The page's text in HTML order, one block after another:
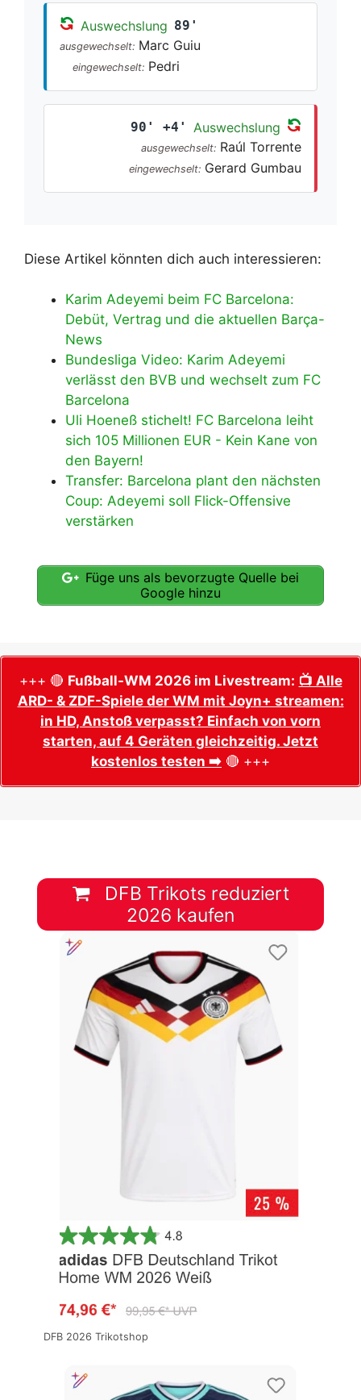
Auswechslung 89'
ausgewechselt: Marc Guiu
eingewechselt: Pedri
90' +4' Auswechslung
ausgewechselt: Raúl Torrente
eingewechselt: Gerard Gumbau
Diese Artikel könnten dich auch interessieren:
Karim Adeyemi beim FC Barcelona:
Debüt, Vertrag und die aktuellen Barça-
News
Bundesliga Video: Karim Adeyemi
verlässt den BVB und wechselt zum FC
Barcelona
Uli Hoeneß stichelt! FC Barcelona leiht
sich 105 Millionen EUR - Kein Kane von
den Bayern!
Transfer: Barcelona plant den nächsten
Coup: Adeyemi soll Flick-Offensive
verstärken
Füge uns als bevorzugte Quelle bei
Google hinzu
+++ 🔴 Fußball-WM 2026 im Livestream: 📺 Alle
ARD- & ZDF-Spiele der WM mit Joyn+ streamen:
in HD, Anstoß verpasst? Einfach von vorn
starten, auf 4 Geräten gleichzeitig. Jetzt
kostenlos testen ➡️ 🔴 +++
DFB Trikots reduziert
2026 kaufen
DFB 2026 Trikotshop